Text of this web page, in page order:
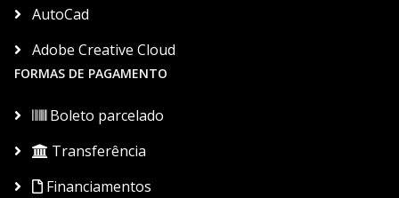
AutoCad
Adobe Creative Cloud
FORMAS DE PAGAMENTO
Boleto parcelado
Transferência
Financiamentos